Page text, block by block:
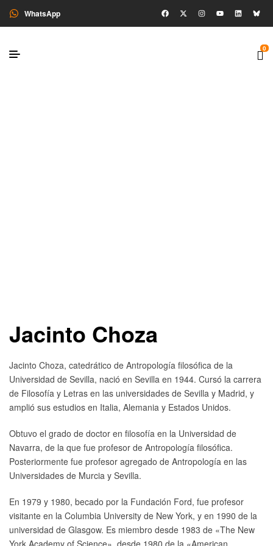
WhatsApp
0
Jacinto Choza
Jacinto Choza, catedrático de Antropología filosófica de la
Universidad de Sevilla, nació en Sevilla en 1944. Cursó la carrera
de Filosofía y Letras en las universidades de Sevilla y Madrid, y
amplió sus estudios en Italia, Alemania y Estados Unidos.
Obtuvo el grado de doctor en filosofía en la Universidad de
Navarra, de la que fue profesor de Antropología filosófica.
Posteriormente fue profesor agregado de Antropología en las
Universidades de Murcia y Sevilla.
En 1979 y 1980, becado por la Fundación Ford, fue profesor
visitante en la Columbia University de New York, y en 1990 de la
universidad de Glasgow. Es miembro desde 1983 de «The New